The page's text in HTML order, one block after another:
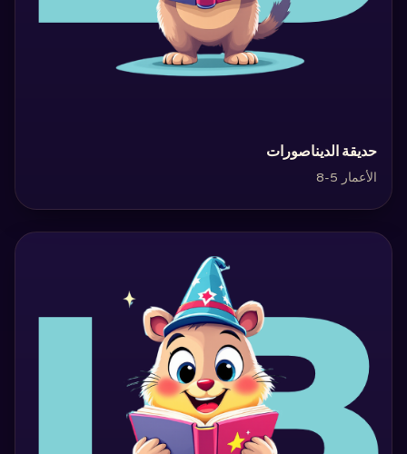
‏حديقة الديناصورات‏
الأعمار 5-8